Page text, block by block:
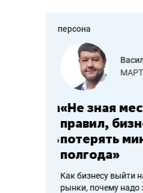
персона
МАРТ
«Не зная
правил,
потерять
полгода»
Как бизнесу выйти
рынки, почему надо